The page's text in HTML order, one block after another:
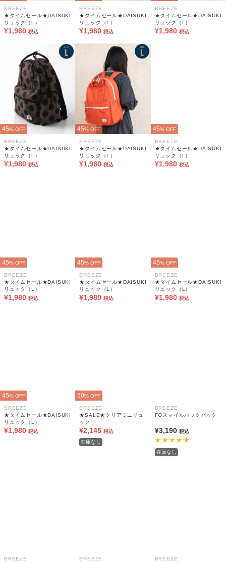
BREEZE
★タイムセール★DAISUKI
リュック（L）
¥1,980 税込
BREEZE
★タイムセール★DAISUKI
リュック（L）
¥1,980 税込
BREEZE
★タイムセール★DAISUKI
リュック（L）
¥1,980 税込
45% OFF
BREEZE
★タイムセール★DAISUKI
リュック（L）
¥1,980 税込
45% OFF
BREEZE
★タイムセール★DAISUKI
リュック（L）
¥1,980 税込
45% OFF
BREEZE
★タイムセール★DAISUKI
リュック（L）
¥1,980 税込
45% OFF
BREEZE
★タイムセール★DAISUKI
リュック（L）
¥1,980 税込
45% OFF
BREEZE
★タイムセール★DAISUKI
リュック（L）
¥1,980 税込
45% OFF
BREEZE
★タイムセール★DAISUKI
リュック（L）
¥1,980 税込
45% OFF
BREEZE
★タイムセール★DAISUKI
リュック（L）
¥1,980 税込
50% OFF
BREEZE
★SALE★クリアミニリュ
ック
¥2,145 税込
在庫なし
BREEZE
FOスマイルバックパック
¥3,190 税込
在庫なし
BREEZE
BREEZE
BREEZE